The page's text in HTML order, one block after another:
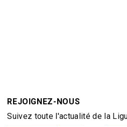
REJOIGNEZ-NOUS
Suivez toute l'actualité de la